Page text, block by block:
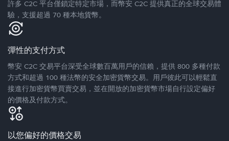
許多 C2C 平台僅鎖定特定市場，而幣安 C2C 提供真正的全球交易體
驗，支援超過 70 種本地貨幣。
彈性的支付方式
幣安 C2C 交易平台深受全球數百萬用戶的信賴，提供 800 多種付款
方式和超過 100 種法幣的安全加密貨幣交易。用戶彼此可以輕鬆直
接進行加密貨幣買賣交易，並在開放的加密貨幣市場自行設定偏好
的價格及付款方式。
以您偏好的價格交易